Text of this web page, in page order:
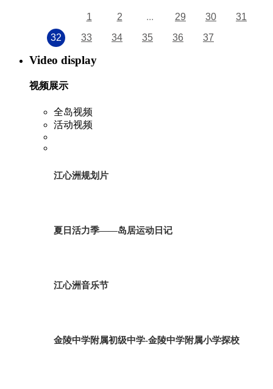
1 2 ... 29 30
31
32
33 34 35 36 37
Video display
视频展示
全岛视频
活动视频
江心洲规划片
夏日活力季——岛居运动日记
江心洲音乐节
金陵中学附属初级中学-金陵中学附属小学探校